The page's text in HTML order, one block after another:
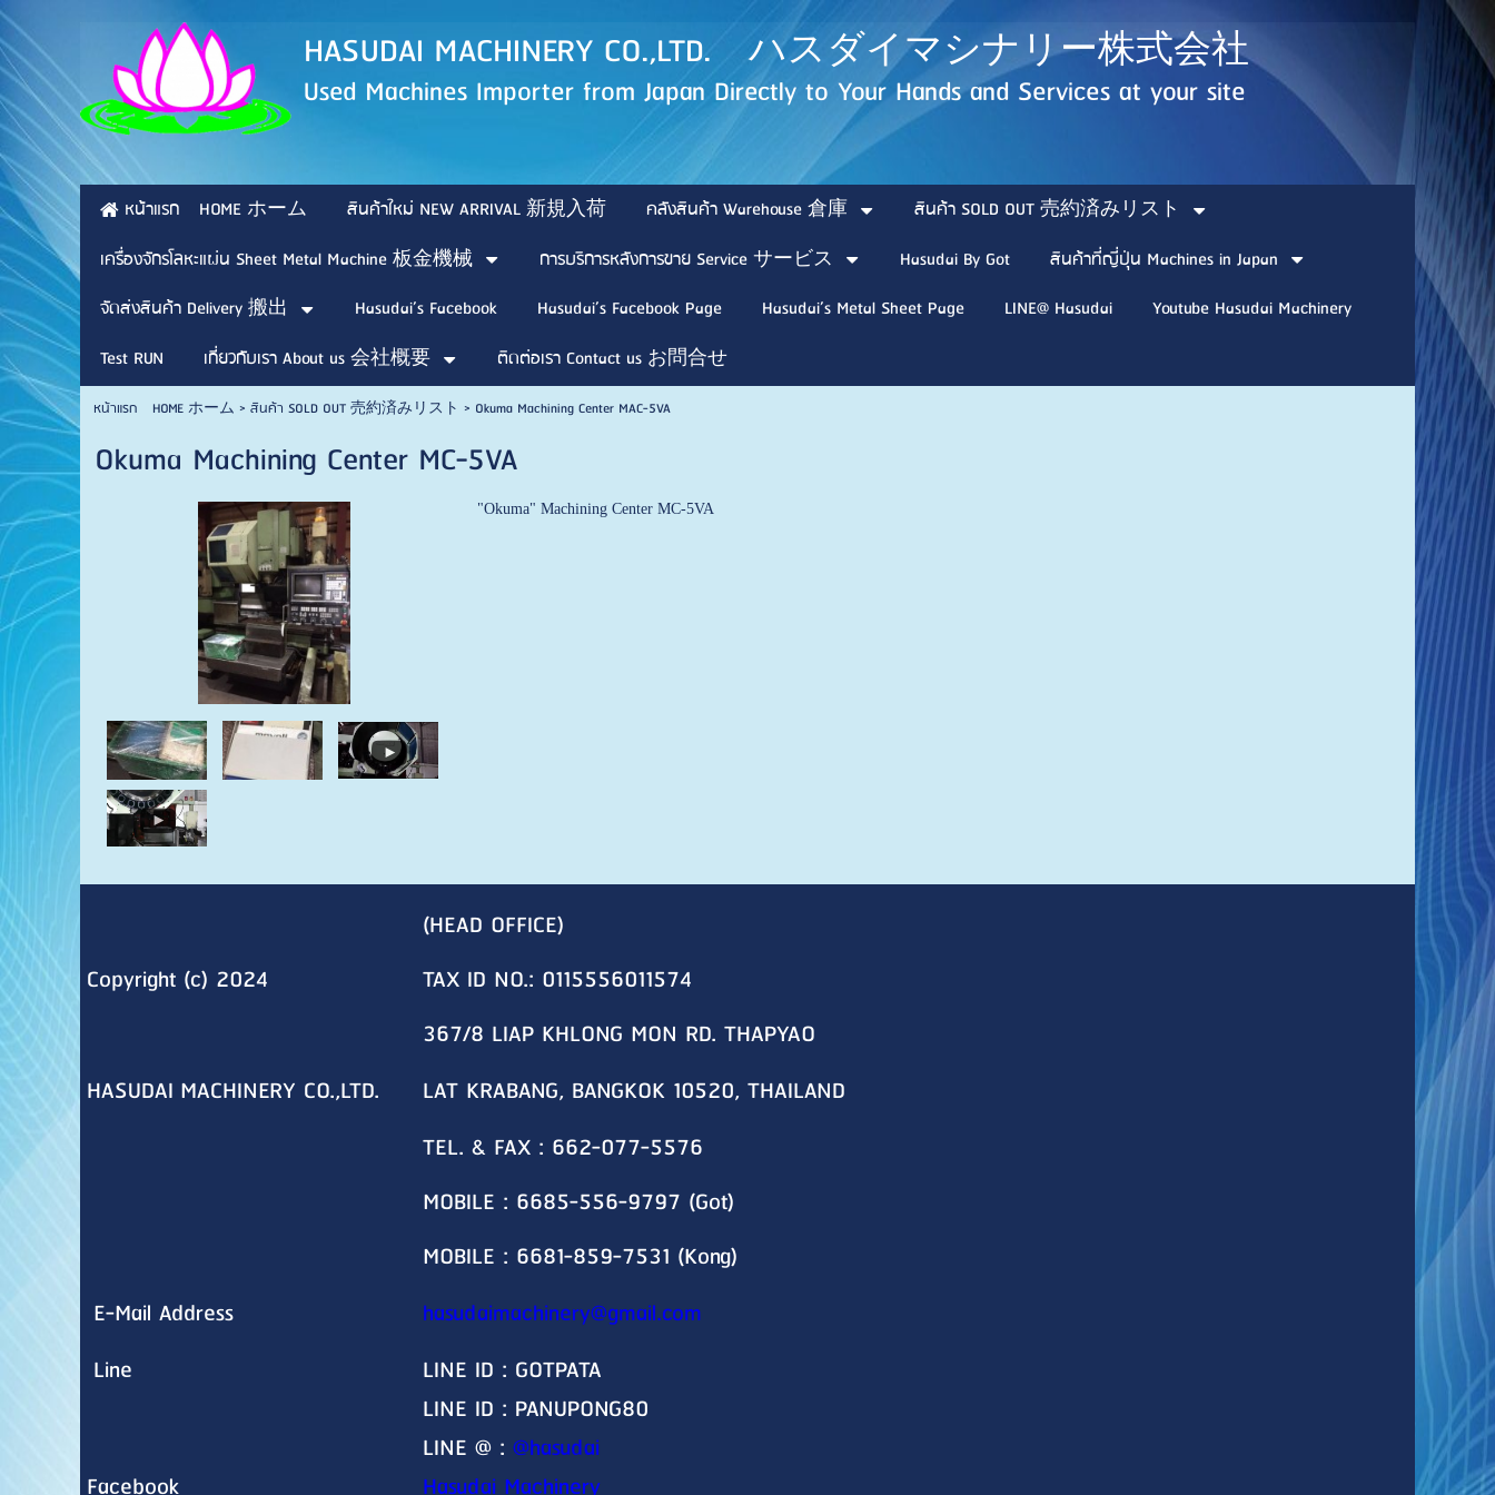
HASUDAI MACHINERY CO.,LTD. ハスダイマシナリー株式会社
Used Machines Importer from Japan Directly to Your Hands and Services at your site
หน้าแรก HOME ホーム สินค้าใหม่ NEW ARRIVAL 新規入荷 คลังสินค้า Warehouse 倉庫
สินค้า SOLD OUT 売約済みリスト
เครื่องจักรโลหะแผ่น Sheet Metal Machine 板金機械
การบริการหลังการขาย Service サービス Hasudai By Got
สินค้าที่ญี่ปุ่น Machines in Japan
จัดส่งสินค้า Delivery 搬出
Hasudai’s Facebook Hasudai’s Facebook Page Hasudai’s Metal Sheet Page LINE@ Hasudai
Youtube Hasudai Machinery
Test RUN
เกี่ยวกับเรา About us 会社概要 ติดต่อเรา Contact us お問合せ
หน้าแรก HOME ホーム >สินค้า SOLD OUT 売約済みリスト > Okuma Machining Center MAC-5VA
Okuma Machining Center MC-5VA
"Okuma" Machining Center MC-5VA
Copyright (c) 2024
(HEAD OFFICE)
TAX ID NO.: 0115556011574
367/8 LIAP KHLONG MON RD. THAPYAO
HASUDAI MACHINERY CO.,LTD.
LAT KRABANG, BANGKOK 10520, THAILAND
TEL. & FAX : 662-077-5576
MOBILE : 6685-556-9797 (Got)
MOBILE : 6681-859-7531 (Kong)
E-Mail Address
hasudaimachinery@gmail.com
Line
LINE ID : GOTPATA
LINE ID : PANUPONG80
LINE @ : @hasudai